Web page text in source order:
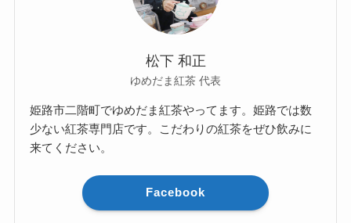
松下 和正
ゆめだま紅茶 代表
姫路市二階町でゆめだま紅茶やってます。姫路では数
少ない紅茶専門店です。こだわりの紅茶をぜひ飲みに
来てください。
Facebook